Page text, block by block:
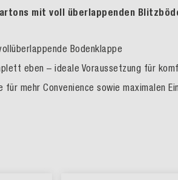
mit voll überlappenden
Bodenklappe
eben – ideale Voraussetzung für
für mehr Convenience sowie maximalen